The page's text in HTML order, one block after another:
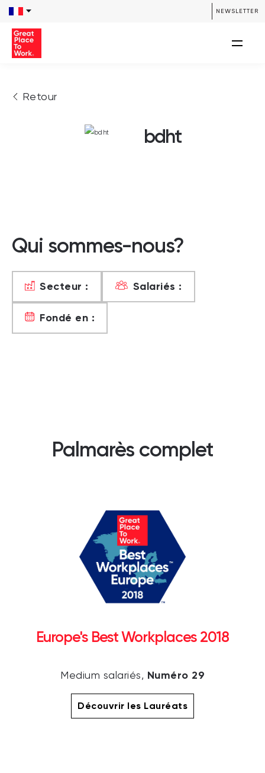
NEWSLETTER
Retour
bdht
Qui sommes-nous?
Secteur : Salariés :
Fondé en :
Palmarès complet
Europe's Best Workplaces 2018
Medium salariés, Numéro 29
Découvrir les Lauréats